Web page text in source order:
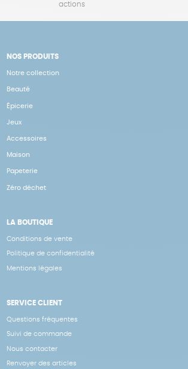
actions
NOS PRODUITS
Notre collection
Beauté
Épicerie
Jeux
Accessoires
Maison
Papeterie
Zéro déchet
LA BOUTIQUE
Conditions de vente
Politique de confidentialité
Mentions légales
SERVICE CLIENT
Questions fréquentes
Suivi de commande
Nous contacter
Renvoyer des articles